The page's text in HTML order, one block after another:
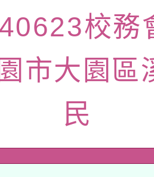
委員會函釋公
陸應申請許可
部水利署委託
究院辦理「
單位及節水達
22日(星期六
孔廟祈福系列
桃園地景藝術
學年度第2次
果公告(無人
共學行動站研
校務
市大園區
民